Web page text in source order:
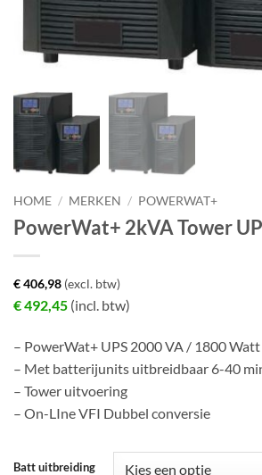
HOME / MERKEN / POWERWAT+
PowerWat+ 2kVA Tower
€406,98 (excl. btw)
€492,45 (incl. btw)
– PowerWat+ UPS 2000 VA / 1800 Watt
– Met batterijunits uitbreidbaar 6-40
– Tower uitvoering
– On-LIne VFI Dubbel conversie
Batt uitbreiding